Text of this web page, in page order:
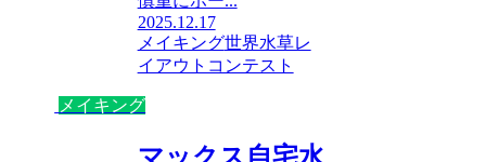
2025.12.17
メイキング世界水草レ
イアウトコンテスト
メイキング
マックス自宅水